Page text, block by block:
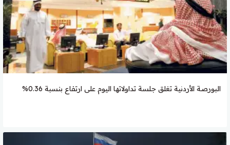
البورصة الأردنية تغلق جلسة تداولاتها اليوم على ارتفاع بنسبة 0.36%